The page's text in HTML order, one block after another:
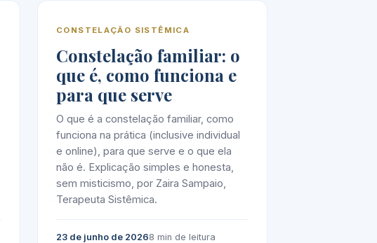
CONSTELAÇÃO SISTÊMICA
Constelação familiar: o
que é, como funciona e
para que serve
O que é a constelação familiar, como
funciona na prática (inclusive individual
e online), para que serve e o que ela
não é. Explicação simples e honesta,
sem misticismo, por Zaira Sampaio,
Terapeuta Sistêmica.
23 de junho de 20268 min de leitura